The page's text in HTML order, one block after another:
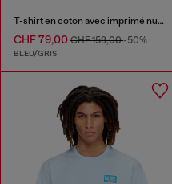
T-shirt en coton avec imprimé numérique
CHF 79,00 CHF 159,00-50%
BLEU/GRIS